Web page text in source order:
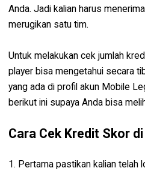
Anda. Jadi kalian harus
merugikan satu tim.
Untuk melakukan cek jumlah
player bisa mengetahui secara
yang ada di profil akun Mobile
berikut ini supaya Anda bisa
Cara Cek Kredit Skor
1. Pertama pastikan kalian telah